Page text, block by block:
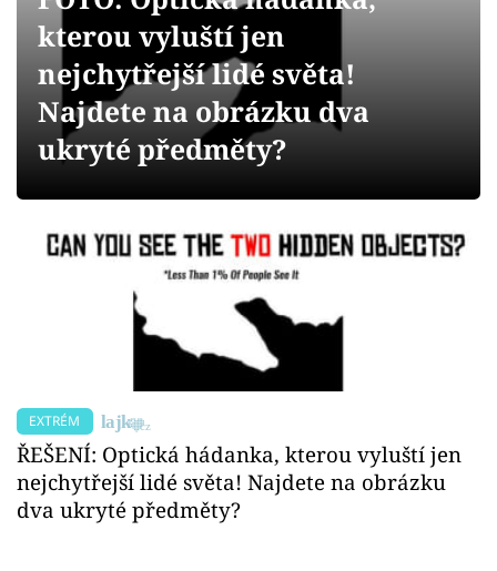
Videa
Sledujte prima+
Sledujte nás
kterou vyluští jen
nejchytřejší lidé světa!
Najdete na obrázku dva
ukryté předměty?
EXTRÉM
ŘEŠENÍ: Optická hádanka, kterou vyluští jen
nejchytřejší lidé světa! Najdete na obrázku
dva ukryté předměty?